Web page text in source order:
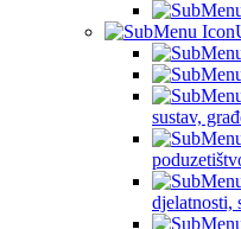
sustav,
djelatnosti,